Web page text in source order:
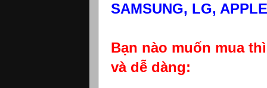
SAMSUNG, LG,
Bạn nào muốn mua
và dễ dàng: